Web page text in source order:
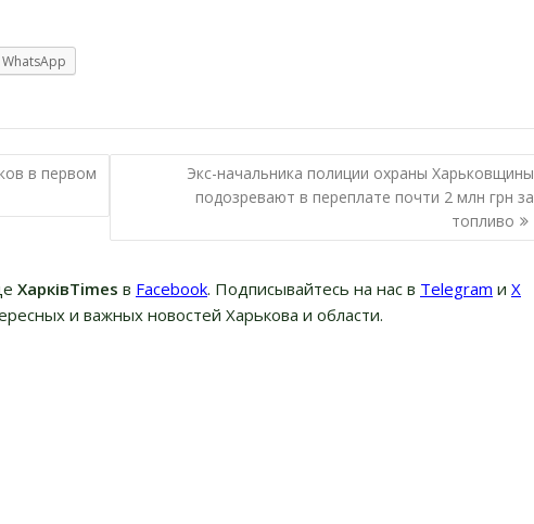
WhatsApp
в первом
Экс-начальника полиции охраны Харьковщины
подозревают в переплате почти 2 млн грн за
топливо
ХарківTimes в Facebook. Подписывайтесь на нас в Telegram и Х
и важных новостей Харькова и области.